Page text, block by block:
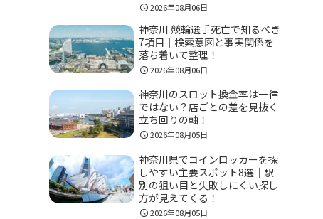
2026年08月06日
神奈川 競輪選手死亡で知るべき
7項目｜検索意図と事実関係を
落ち着いて整理！
2026年08月06日
神奈川のスロット換金率は一律
ではない？店ごとの差を見抜く
立ち回りの軸！
2026年08月05日
神奈川県でコインロッカーを探
しやすい主要スポット8選｜駅
別の狙い目と失敗しにくい探し
方が見えてくる！
2026年08月05日